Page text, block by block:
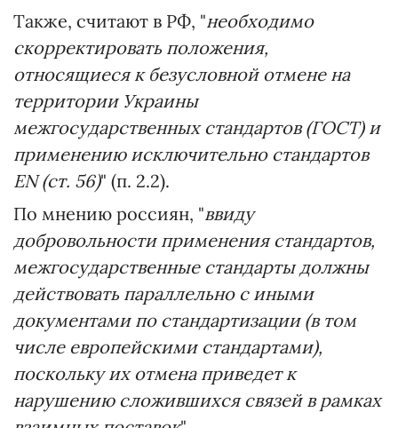
Также, считают в РФ, "необходимо
скорректировать положения,
относящиеся к безусловной отмене на
территории Украины
межгосударственных стандартов (ГОСТ) и
применению исключительно стандартов
EN (ст. 56)" (п. 2.2).
По мнению россиян, "ввиду
добровольности применения стандартов,
межгосударственные стандарты должны
действовать параллельно с иными
документами по стандартизации (в том
числе европейскими стандартами),
поскольку их отмена приведет к
нарушению сложившихся связей в рамках